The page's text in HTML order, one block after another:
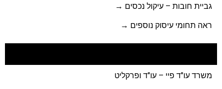
גביית חובות – עיקול נכסים →
ראה תחומי עיסוק נוספים →
משרד עו"ד פיי – עו"ד ופרקליט